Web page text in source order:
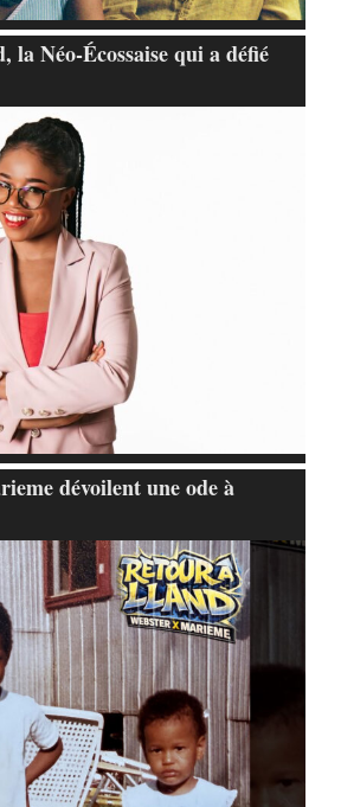
la Néo-Écossaise qui a défié
dévoilent une ode à